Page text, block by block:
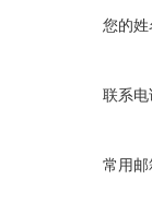
您的姓
联系电
常用邮